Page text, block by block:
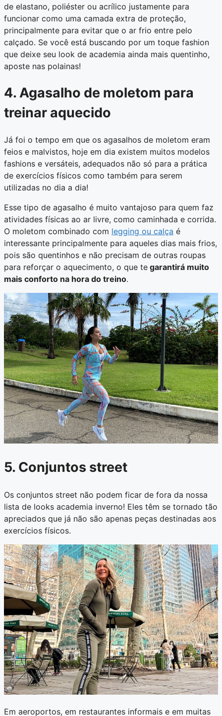
de elastano, poliéster ou acrílico justamente para
funcionar como uma camada extra de proteção,
principalmente para evitar que o ar frio entre pelo
calçado. Se você está buscando por um toque fashion
que deixe seu look de academia ainda mais quentinho,
aposte nas polainas!
4. Agasalho de moletom para
treinar aquecido
Já foi o tempo em que os agasalhos de moletom eram
feios e malvistos, hoje em dia existem muitos modelos
fashions e versáteis, adequados não só para a prática
de exercícios físicos como também para serem
utilizadas no dia a dia!
Esse tipo de agasalho é muito vantajoso para quem faz
atividades físicas ao ar livre, como caminhada e corrida.
O moletom combinado com legging ou calça é
interessante principalmente para aqueles dias mais frios,
pois são quentinhos e não precisam de outras roupas
para reforçar o aquecimento, o que te garantirá muito
mais conforto na hora do treino.
5. Conjuntos street
Os conjuntos street não podem ficar de fora da nossa
lista de looks academia inverno! Eles têm se tornado tão
apreciados que já não são apenas peças destinadas aos
exercícios físicos.
Em aeroportos, em restaurantes informais e em muitas